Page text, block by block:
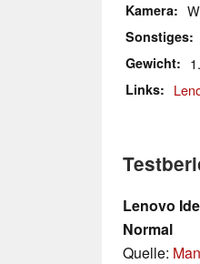
Kamera
Sonstiges
Gewicht
Links
Lenovo
Normal
Quelle: